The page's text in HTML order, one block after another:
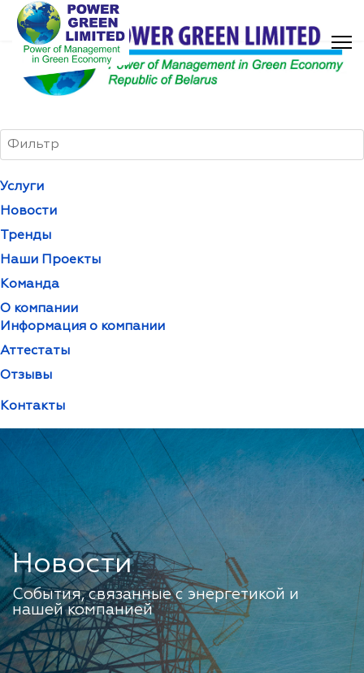
Услуги
Новости
Тренды
Наши Проекты
Команда
О компании
Информация о компании
Аттестаты
Отзывы
Контакты
Новости
События, связанные с энергетикой и
нашей компанией